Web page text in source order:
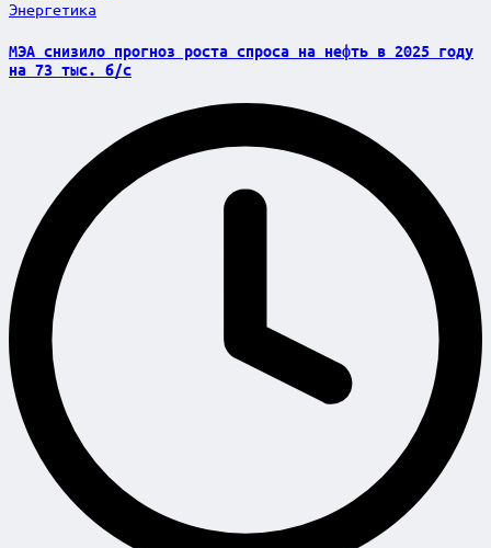
Posted
Энергетика
МЭА снизило прогноз роста спроса на нефть в 2025 году
на 73 тыс. б/с